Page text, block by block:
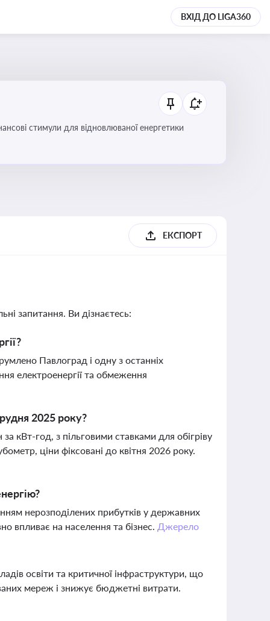
ВХІД ДО LIGA360
стимули для відновлюваної енергетики
ЕКСПОРТ
запитання. Ви дізнаєтесь:
Павлоград і одну з останніх
електроенергії та обмеження
2025 року?
кВт-год, з пільговими ставками для обігріву
ціни фіксовані до квітня 2026 року.
нерозподілених прибутків у державних
впливає на населення та бізнес. Джерело
освіти та критичної інфраструктури, що
мереж і знижує бюджетні витрати.